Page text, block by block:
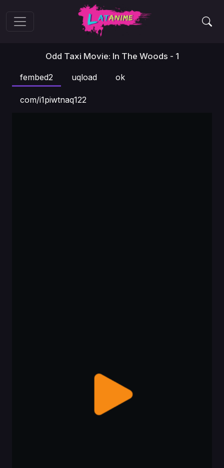
Odd Taxi Movie: In The Woods - 1
fembed2 uqload ok
com/i1piwtnaq122